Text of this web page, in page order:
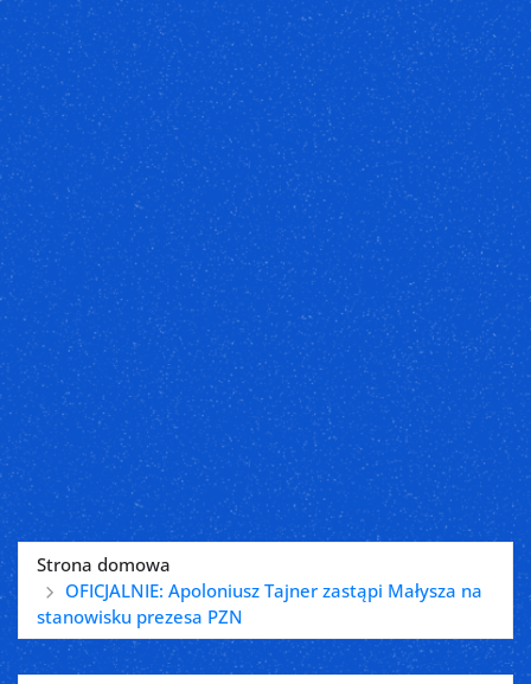
Strona domowa
OFICJALNIE: Apoloniusz Tajner zastąpi Małysza na
stanowisku prezesa PZN